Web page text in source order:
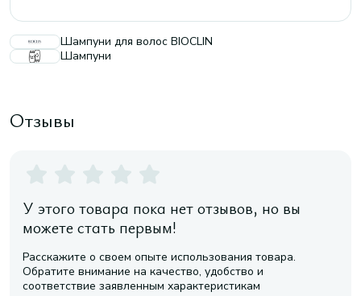
Шампуни для волос BIOCLIN
Шампуни
Отзывы
У этого товара пока нет отзывов, но вы
можете стать первым!
Расскажите о своем опыте использования товара.
Обратите внимание на качество, удобство и
соответствие заявленным характеристикам